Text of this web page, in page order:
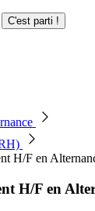
C'est parti !
H/F en
H/F en